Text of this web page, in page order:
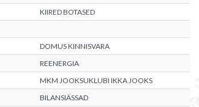
KIIRED BOTASED
DOMUS KINNISVARA
REENERGIA
MKM JOOKSUKLUBI IKKA JOOKS
BILANSIÄSSAD